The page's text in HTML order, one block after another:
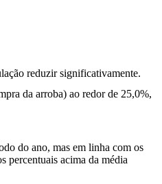
reduzir significativamente.
da arroba) ao redor de 25,0%,
do ano, mas em linha com os
percentuais acima da média